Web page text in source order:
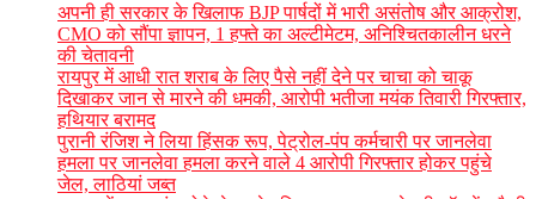
अपनी ही सरकार के खिलाफ BJP पार्षदों में भारी असंतोष और आक्रोश,
CMO को सौंपा ज्ञापन, 1 हफ्ते का अल्टीमेटम, अनिश्चितकालीन धरने
की चेतावनी
रायपुर में आधी रात शराब के लिए पैसे नहीं देने पर चाचा को चाकू
दिखाकर जान से मारने की धमकी, आरोपी भतीजा मयंक तिवारी गिरफ्तार,
हथियार बरामद
पुरानी रंजिश ने लिया हिंसक रूप, पेट्रोल-पंप कर्मचारी पर जानलेवा
हमला पर जानलेवा हमला करने वाले 4 आरोपी गिरफ्तार होकर पहुंचे
जेल, लाठियां जब्त